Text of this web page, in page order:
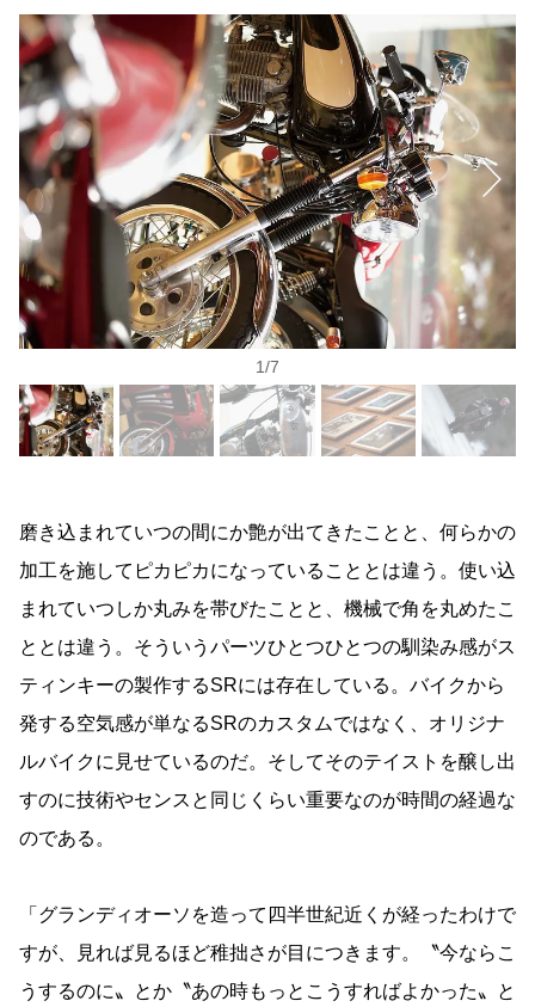
1/7
磨き込まれていつの間にか艶が出てきたことと、何らかの
加工を施してピカピカになっていることとは違う。使い込
まれていつしか丸みを帯びたことと、機械で角を丸めたこ
ととは違う。そういうパーツひとつひとつの馴染み感がス
ティンキーの製作するSRには存在している。バイクから
発する空気感が単なるSRのカスタムではなく、オリジナ
ルバイクに見せているのだ。そしてそのテイストを醸し出
すのに技術やセンスと同じくらい重要なのが時間の経過な
のである。
「グランディオーソを造って四半世紀近くが経ったわけで
すが、見れば見るほど稚拙さが目につきます。〝今ならこ
うするのに〟とか〝あの時もっとこうすればよかった〟と